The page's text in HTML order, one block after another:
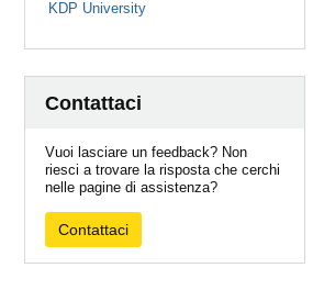
KDP University
Contattaci
Vuoi lasciare un feedback? Non
riesci a trovare la risposta che cerchi
nelle pagine di assistenza?
Contattaci